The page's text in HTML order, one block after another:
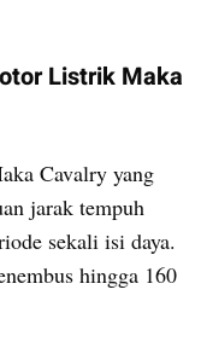
Listrik Maka
Cavalry yang
jarak tempuh
sekali isi daya.
hingga 160